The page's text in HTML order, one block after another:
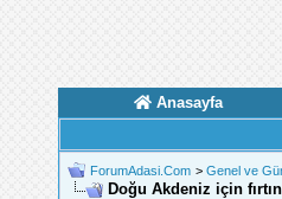
Anasayfa
ForumAdasi.Com > Genel ve
Doğu Akdeniz için